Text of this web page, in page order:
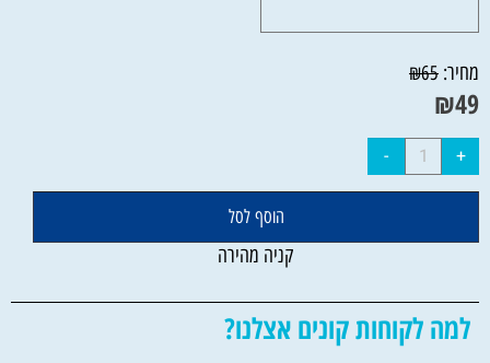
מחיר: ₪65
₪49
הוסף לסל
קניה מהירה
למה לקוחות קונים אצלנו?